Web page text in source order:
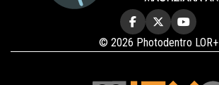
© 2026 Photodentro LOR+